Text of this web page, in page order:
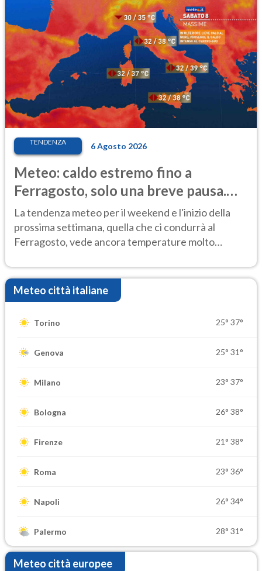
TENDENZA 6 Agosto 2026
Meteo: caldo estremo fino a
Ferragosto, solo una breve pausa.
Ecco dove
La tendenza meteo per il weekend e l'inizio della
prossima settimana, quella che ci condurrà al
Ferragosto, vede ancora temperature molto
Meteo città italiane
Torino 25° 37°
Genova 25° 31°
Milano 23° 37°
Bologna 26° 38°
Firenze 21° 38°
Roma 23° 36°
Napoli 26° 34°
Palermo 28° 31°
Meteo città europee